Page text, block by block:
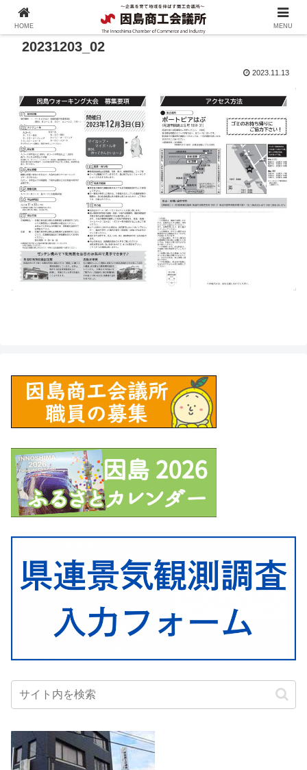
20231203_02
2023.11.13
HOME MENU